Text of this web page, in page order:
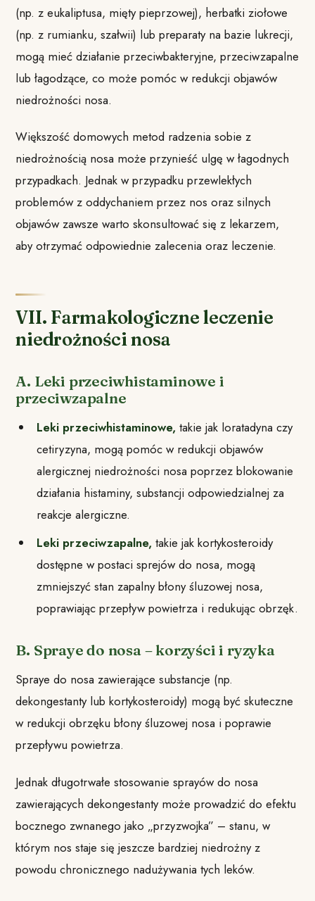
(np. z eukaliptusa, mięty pieprzowej), herbatki ziołowe
(np. z rumianku, szałwii) lub preparaty na bazie lukrecji,
mogą mieć działanie przeciwbakteryjne, przeciwzapalne
lub łagodzące, co może pomóc w redukcji objawów
niedrożności nosa.
Większość domowych metod radzenia sobie z
niedrożnością nosa może przynieść ulgę w łagodnych
przypadkach. Jednak w przypadku przewlekłych
problemów z oddychaniem przez nos oraz silnych
objawów zawsze warto skonsultować się z lekarzem,
aby otrzymać odpowiednie zalecenia oraz leczenie.
VII. Farmakologiczne leczenie
niedrożności nosa
A. Leki przeciwhistaminowe i
przeciwzapalne
Leki przeciwhistaminowe, takie jak loratadyna czy
cetiryzyna, mogą pomóc w redukcji objawów
alergicznej niedrożności nosa poprzez blokowanie
działania histaminy, substancji odpowiedzialnej za
reakcje alergiczne.
Leki przeciwzapalne, takie jak kortykosteroidy
dostępne w postaci sprejów do nosa, mogą
zmniejszyć stan zapalny błony śluzowej nosa,
poprawiając przepływ powietrza i redukując obrzęk.
B. Spraye do nosa – korzyści i ryzyka
Spraye do nosa zawierające substancje (np.
dekongestanty lub kortykosteroidy) mogą być skuteczne
w redukcji obrzęku błony śluzowej nosa i poprawie
przepływu powietrza.
Jednak długotrwałe stosowanie sprayów do nosa
zawierających dekongestanty może prowadzić do efektu
bocznego zwnanego jako „przyzwojka” – stanu, w
którym nos staje się jeszcze bardziej niedrożny z
powodu chronicznego nadużywania tych leków.